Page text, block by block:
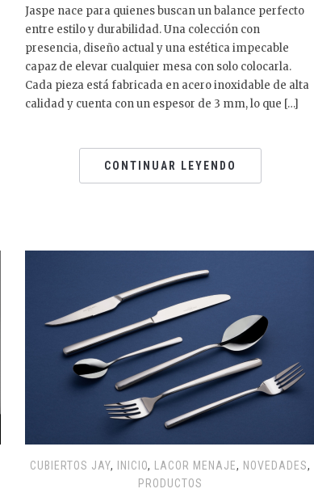
Jaspe nace para quienes buscan un balance perfecto
entre estilo y durabilidad. Una colección con
presencia, diseño actual y una estética impecable
capaz de elevar cualquier mesa con solo colocarla.
Cada pieza está fabricada en acero inoxidable de alta
calidad y cuenta con un espesor de 3 mm, lo que […]
CONTINUAR LEYENDO
CUBIERTOS JAY, INICIO, LACOR MENAJE, NOVEDADES,
PRODUCTOS